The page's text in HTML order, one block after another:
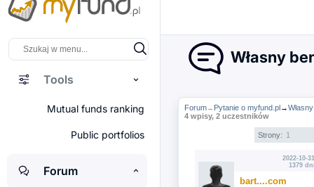
Tools
Mutual funds ranking
Public portfolios
Forum
Własny
Forum→ Pytanie o myfund.pl→
4 wpisy, 2 uczestników
Strony: 1
2022-10-
1379
bart....com